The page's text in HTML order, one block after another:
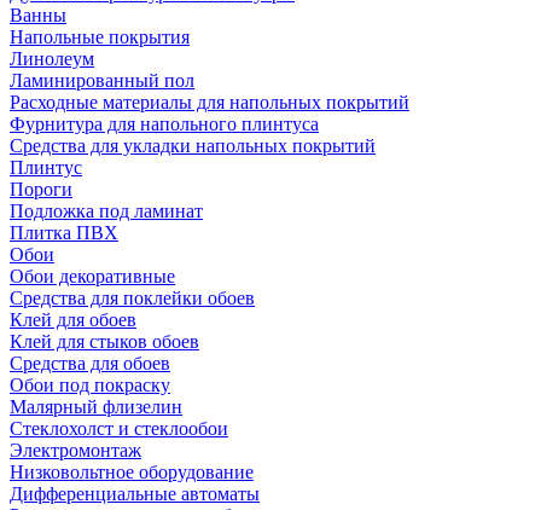
Ванны
Напольные покрытия
Линолеум
Ламинированный пол
Расходные материалы для напольных покрытий
Фурнитура для напольного плинтуса
Средства для укладки напольных покрытий
Плинтус
Пороги
Подложка под ламинат
Плитка ПВХ
Обои
Обои декоративные
Средства для поклейки обоев
Клей для обоев
Клей для стыков обоев
Средства для обоев
Обои под покраску
Малярный флизелин
Стеклохолст и стеклообои
Электромонтаж
Низковольтное оборудование
Дифференциальные автоматы